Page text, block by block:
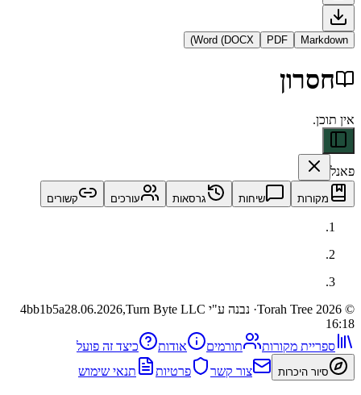
PDF
Word (DOCX)
שיחות גרסאות עורכים קשורים
· נבנה ע"י Turn Byte LLC 4bb1b5a28.06.2026,
מקורות תורמים אודות כיצד זה פועל
היכרות צור קשר פרטיות תנאי שימוש